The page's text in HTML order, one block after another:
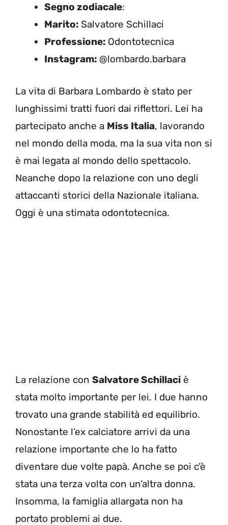
Segno zodiacale:
Marito: Salvatore Schillaci
Professione: Odontotecnica
Instagram: @lombardo.barbara
La vita di Barbara Lombardo è stato per
lunghissimi tratti fuori dai riflettori. Lei ha
partecipato anche a Miss Italia, lavorando
nel mondo della moda, ma la sua vita non si
è mai legata al mondo dello spettacolo.
Neanche dopo la relazione con uno degli
attaccanti storici della Nazionale italiana.
Oggi è una stimata odontotecnica.
La relazione con Salvatore Schillaci è
stata molto importante per lei. I due hanno
trovato una grande stabilità ed equilibrio.
Nonostante l’ex calciatore arrivi da una
relazione importante che lo ha fatto
diventare due volte papà. Anche se poi c’è
stata una terza volta con un’altra donna.
Insomma, la famiglia allargata non ha
portato problemi ai due.